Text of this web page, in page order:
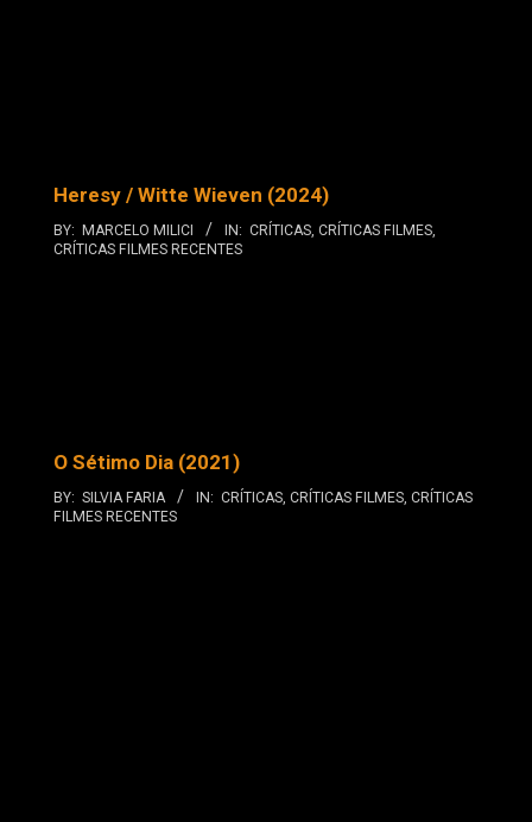
Heresy / Witte Wieven (2024)
BY: MARCELO MILICI IN: CRÍTICAS, CRÍTICAS FILMES,
CRÍTICAS FILMES RECENTES
O Sétimo Dia (2021)
BY: SILVIA FARIA IN: CRÍTICAS, CRÍTICAS FILMES, CRÍTICAS
FILMES RECENTES